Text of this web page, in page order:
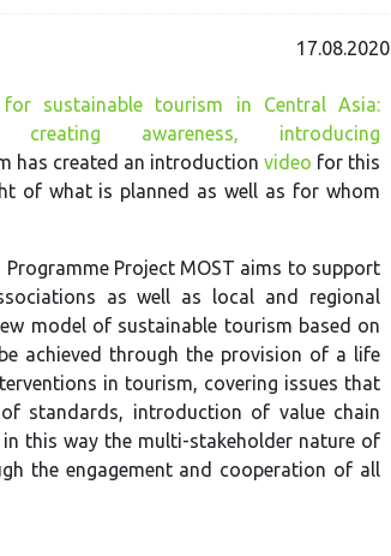
17.08.2020
sustainable tourism in Central Asia:
creating awareness, introducing
has created an introductionvideo for this
of what is planned as well as for whom
Programme Project MOST aims to support
as well as local and regional
model of sustainable tourism based on
achieved through the provision of a life
in tourism, covering issues that
standards, introduction of value chain
this way the multi-stakeholder nature of
the engagement and cooperation of all